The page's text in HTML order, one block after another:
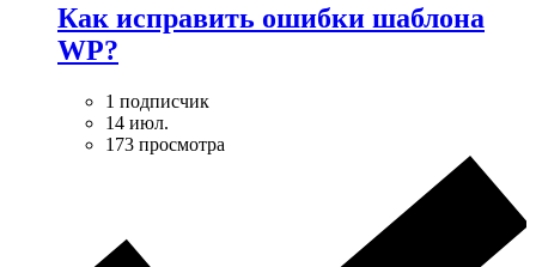
Как исправить ошибки шаблона
WP?
1 подписчик
14 июл.
173 просмотра